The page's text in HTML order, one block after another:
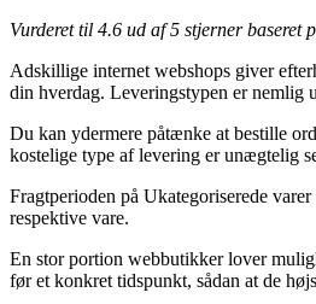
Vurderet til 4.6 ud af 5 stjerner baseret
Adskillige internet webshops giver
din hverdag. Leveringstypen er nemlig
Du kan ydermere påtænke at bestille
kostelige type af levering er unægtelig
Fragtperioden på Ukategoriserede
respektive vare.
En stor portion webbutikker lover
før et konkret tidspunkt, sådan at de